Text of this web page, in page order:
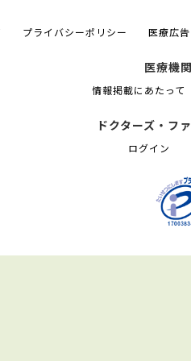
プライバシーポリシー 医療広
医療機
情報掲載にあたって
ドクターズ・フ
ログイン